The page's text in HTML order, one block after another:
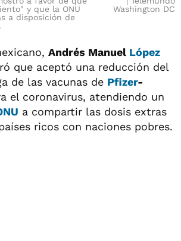
y que la ONU
a disposición de
Washington DC
Andrés Manuel López
que aceptó una reducción del
de las vacunas de Pfizer-
el coronavirus, atendiendo un
a compartir las dosis extras
ricos con naciones pobres.